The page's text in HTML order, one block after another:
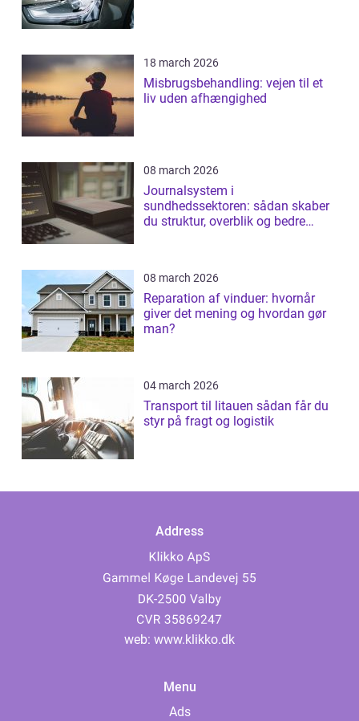
18 march 2026
Misbrugsbehandling: vejen til et
liv uden afhængighed
08 march 2026
Journalsystem i
sundhedssektoren: sådan skaber
du struktur, overblik og bedre
08 march 2026
Reparation af vinduer: hvornår
giver det mening og hvordan gør
man?
04 march 2026
Transport til litauen sådan får du
styr på fragt og logistik
Address
web: www.klikko.dk
Menu
Ads